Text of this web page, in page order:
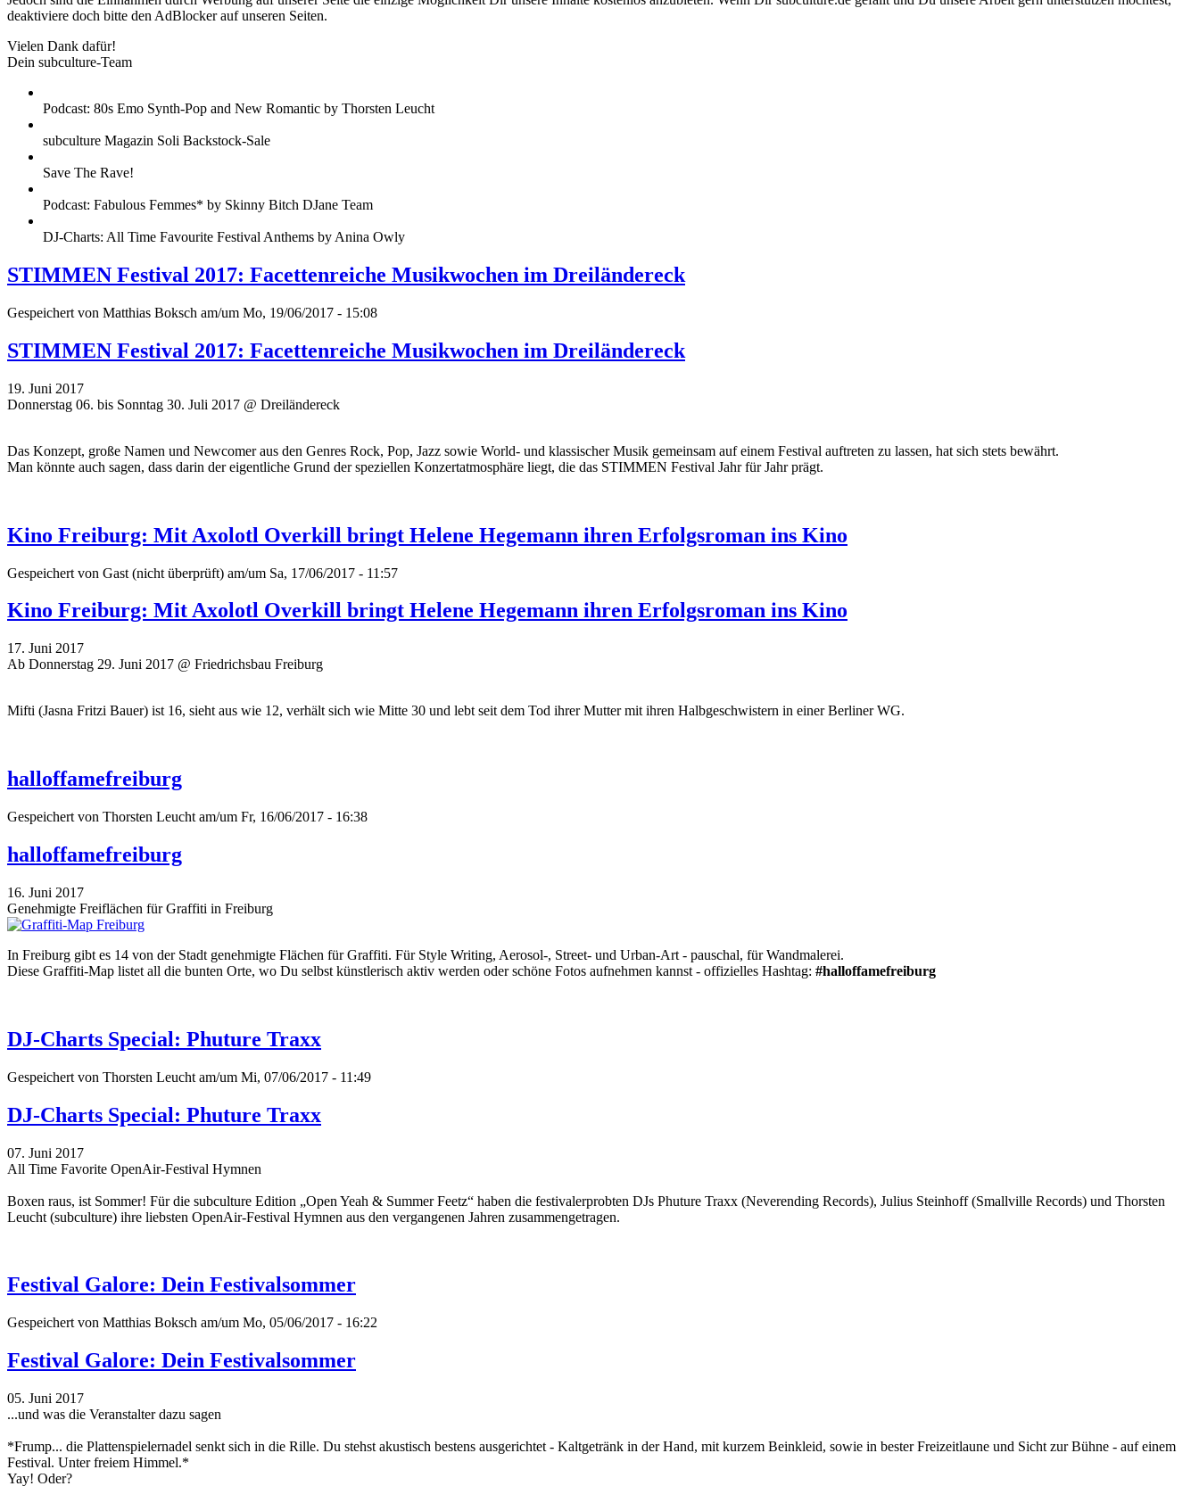
deaktiviere doch bitte den AdBlocker auf unseren Seiten.
Vielen Dank dafür!
Dein subculture-Team
Podcast: 80s Emo Synth-Pop and New Romantic by Thorsten Leucht
subculture Magazin Soli Backstock-Sale
Save The Rave!
Podcast: Fabulous Femmes* by Skinny Bitch DJane Team
DJ-Charts: All Time Favourite Festival Anthems by Anina Owly
STIMMEN Festival 2017: Facettenreiche Musikwochen im Dreiländereck
Gespeichert von Matthias Boksch am/um Mo, 19/06/2017 - 15:08
STIMMEN Festival 2017: Facettenreiche Musikwochen im Dreiländereck
19. Juni 2017
Donnerstag 06. bis Sonntag 30. Juli 2017 @ Dreiländereck
Das Konzept, große Namen und Newcomer aus den Genres Rock, Pop, Jazz sowie World- und klassischer Musik gemeinsam auf einem Festival auftreten zu lassen, hat sich stets bewährt.
Man könnte auch sagen, dass darin der eigentliche Grund der speziellen Konzertatmosphäre liegt, die das STIMMEN Festival Jahr für Jahr prägt.
Kino Freiburg: Mit Axolotl Overkill bringt Helene Hegemann ihren Erfolgsroman ins Kino
Gespeichert von Gast (nicht überprüft) am/um Sa, 17/06/2017 - 11:57
Kino Freiburg: Mit Axolotl Overkill bringt Helene Hegemann ihren Erfolgsroman ins Kino
17. Juni 2017
Ab Donnerstag 29. Juni 2017 @ Friedrichsbau Freiburg
Mifti (Jasna Fritzi Bauer) ist 16, sieht aus wie 12, verhält sich wie Mitte 30 und lebt seit dem Tod ihrer Mutter mit ihren Halbgeschwistern in einer Berliner WG.
halloffamefreiburg
Gespeichert von Thorsten Leucht am/um Fr, 16/06/2017 - 16:38
halloffamefreiburg
16. Juni 2017
Genehmigte Freiflächen für Graffiti in Freiburg
In Freiburg gibt es 14 von der Stadt genehmigte Flächen für Graffiti. Für Style Writing, Aerosol-, Street- und Urban-Art - pauschal, für Wandmalerei.
Diese Graffiti-Map listet all die bunten Orte, wo Du selbst künstlerisch aktiv werden oder schöne Fotos aufnehmen kannst - offizielles Hashtag: #halloffamefreiburg
DJ-Charts Special: Phuture Traxx
Gespeichert von Thorsten Leucht am/um Mi, 07/06/2017 - 11:49
DJ-Charts Special: Phuture Traxx
07. Juni 2017
All Time Favorite OpenAir-Festival Hymnen
Boxen raus, ist Sommer! Für die subculture Edition „Open Yeah & Summer Feetz“ haben die festivalerprobten DJs Phuture Traxx (Neverending Records), Julius Steinhoff (Smallville Records) und Thorsten
Leucht (subculture) ihre liebsten OpenAir-Festival Hymnen aus den vergangenen Jahren zusammengetragen.
Festival Galore: Dein Festivalsommer
Gespeichert von Matthias Boksch am/um Mo, 05/06/2017 - 16:22
Festival Galore: Dein Festivalsommer
05. Juni 2017
...und was die Veranstalter dazu sagen
*Frump... die Plattenspielernadel senkt sich in die Rille. Du stehst akustisch bestens ausgerichtet - Kaltgetränk in der Hand, mit kurzem Beinkleid, sowie in bester Freizeitlaune und Sicht zur Bühne - auf einem
Festival. Unter freiem Himmel.*
Yay! Oder?